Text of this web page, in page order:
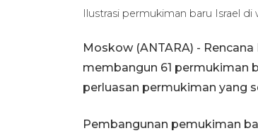
Ilustrasi permukiman baru Israel di
Moskow (ANTARA) -
membangun 61 permukiman
perluasan permukiman yang
Pembangunan pemukiman